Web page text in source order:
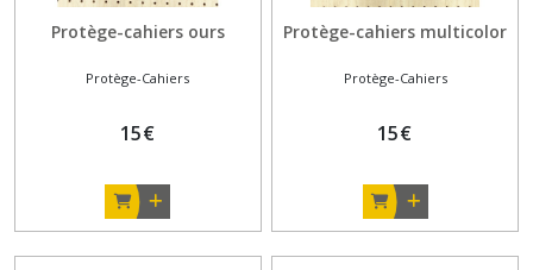
Protège-cahiers ours
Protège-Cahiers
15€
Protège-cahiers multicolor
Protège-Cahiers
15€